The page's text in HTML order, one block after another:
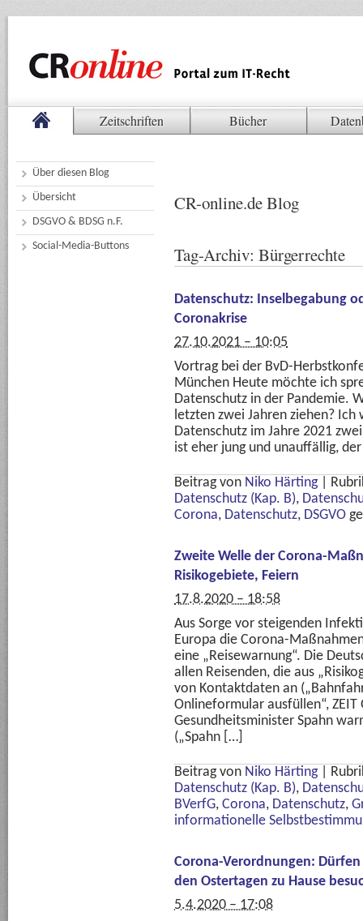
Zeitschriften Bücher
Über diesen Blog
Übersicht
DSGVO & BDSG n.F.
Social-Media-Buttons
CR-online.de Blog
Tag-Archiv: Bürgerrechte
Datenschutz: Inselbegabung
Coronakrise
27.10.2021 – 10:05
Vortrag bei der BvD-
München Heute möchte ich
Datenschutz in der Pandemie.
letzten zwei Jahren ziehen? Ich
Datenschutz im Jahre 2021
ist eher jung und unauffällig,
Beitrag von Niko Härting
Datenschutz (Kap. B),
Corona, Datenschutz, DSGVO
Zweite Welle der Corona-
Risikogebiete, Feiern
17.8.2020 – 18:58
Aus Sorge vor steigenden
Europa die Corona-
eine „Reisewarnung“. Die
allen Reisenden, die aus
von Kontaktdaten an
Onlineformular ausfüllen“, ZEIT
Gesundheitsminister Spahn
(„Spahn […]
Beitrag von Niko Härting
Datenschutz (Kap. B),
BVerfG, Corona, Datenschutz,
informationelle
Corona-Verordnungen:
den Ostertagen zu Hause
5.4.2020 – 17:08